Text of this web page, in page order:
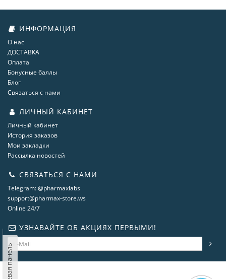
ИНФОРМАЦИЯ
О нас
ДОСТАВКА
Оплата
Бонусные баллы
Блог
Связаться с нами
ЛИЧНЫЙ КАБИНЕТ
Личный кабинет
История заказов
Мои закладки
Рассылка новостей
СВЯЗАТЬСЯ С НАМИ
Telegram: @pharmaxlabs
support@pharmax-store.ws
Online 24/7
УЗНАВАЙТЕ ОБ АКЦИЯХ ПЕРВЫМИ!
Левая панель